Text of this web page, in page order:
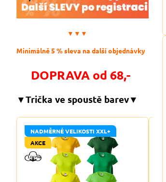
▼▼▼
Minimálně 5 % sleva na další objednávky
DOPRAVA od 68,-
▼Trička ve spoustě barev▼
NADMĚRNÉ VELIKOSTI XXL+
AKCE